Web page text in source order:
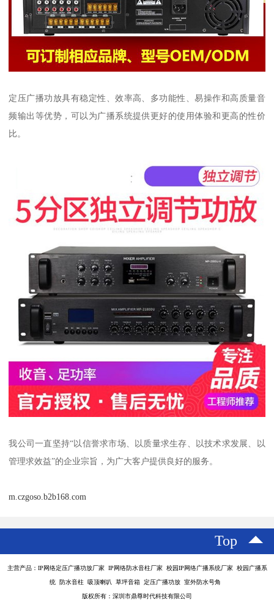
定压广播功放具有稳定性、效率高、多功能性、易操作和高质量音
频输出等优势，可以为广播系统提供更好的使用体验和更高的性价
比。
我公司一直坚持“以信誉求市场、以质量求生存、以技术求发展、以
管理求效益”的企业宗旨，为广大客户提供良好的服务。
m.czgoso.b2b168.com
Top
主营产品：IP网络定压广播功放厂家 IP网络防水音柱厂家 校园IP网络广播系统厂家 校园广播系
统 防水音柱 吸顶喇叭 草坪音箱 定压广播功放 室外防水号角
版权所有：深圳市鼎尊时代科技有限公司